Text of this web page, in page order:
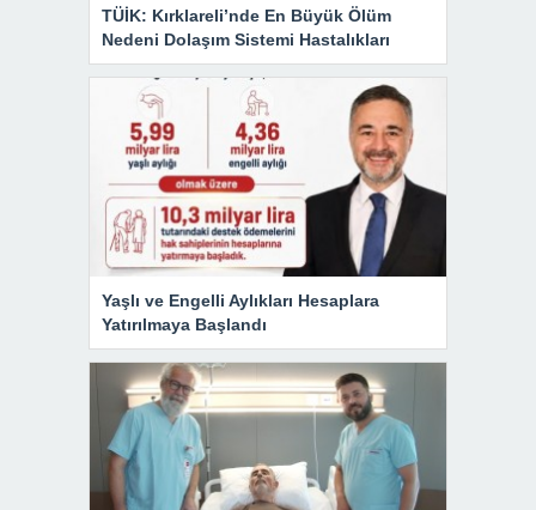
TÜİK: Kırklareli’nde En Büyük Ölüm
Nedeni Dolaşım Sistemi Hastalıkları
Yaşlı ve Engelli Aylıkları Hesaplara
Yatırılmaya Başlandı